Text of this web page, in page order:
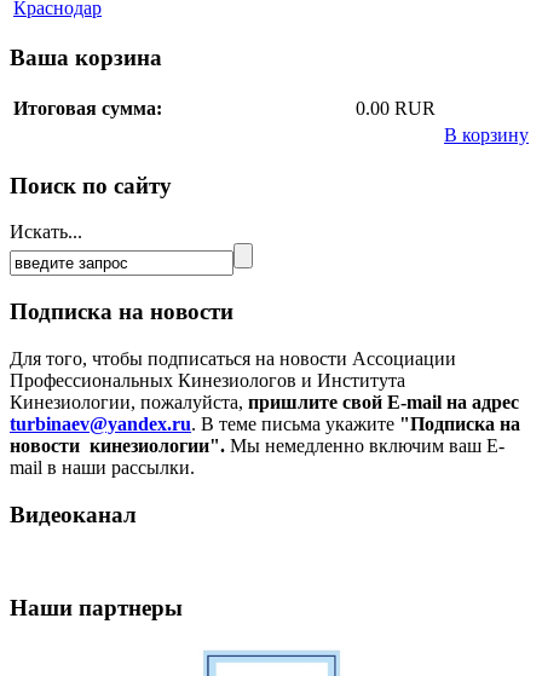
Краснодар
Ваша корзина
Итоговая сумма:
0.00 RUR
В корзину
Поиск по сайту
Искать...
Подписка на новости
Для того, чтобы подписаться на новости Ассоциации
Профессиональных Кинезиологов и Института
Кинезиологии, пожалуйста, пришлите свой E-mail на адрес
turbinaev@yandex.ru. В теме письма укажите "Подписка на
новости кинезиологии". Мы немедленно включим ваш E-
mail в наши рассылки.
Видеоканал
Наши партнеры